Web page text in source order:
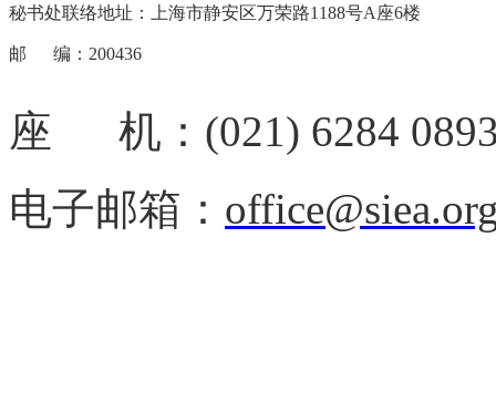
秘书处联络地址：上海市静安区万荣路1188号A座6楼
邮 编：200436
座 机：(021) 6284
电子邮箱：